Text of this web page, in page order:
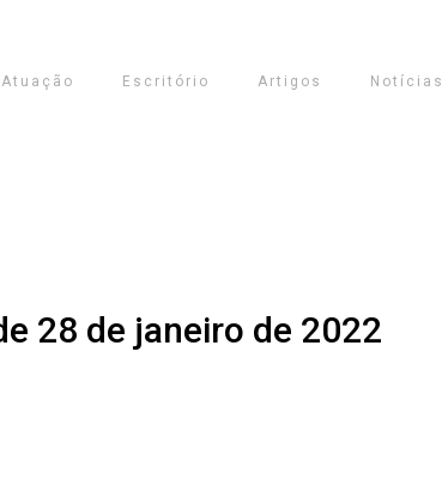
Atuação Escritório Artigos Notícias
28 de janeiro de 2022